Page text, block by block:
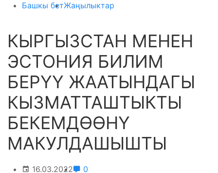
Башкы бетЖаңылыктар
КЫРГЫЗСТАН МЕНЕН
ЭСТОНИЯ БИЛИМ
БЕРҮҮ ЖААТЫНДАГЫ
КЫЗМАТТАШТЫКТЫ
БЕКЕМДӨӨНҮ
МАКУЛДАШЫШТЫ
16.03.2022 0